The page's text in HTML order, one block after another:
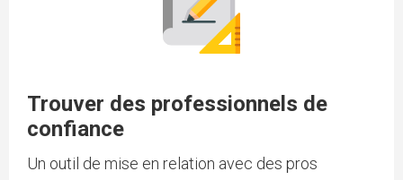
Trouver des professionnels de
confiance
Un outil de mise en relation avec des pros